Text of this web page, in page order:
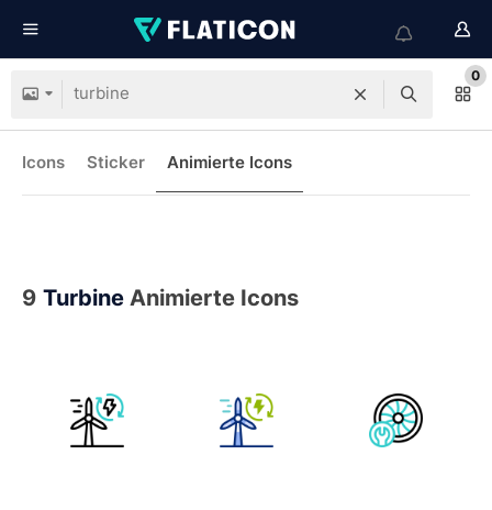
0
Icons Sticker Animierte Icons
9 Turbine Animierte Icons